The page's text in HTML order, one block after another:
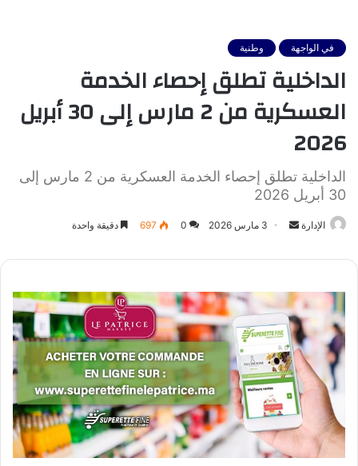
في الواجهة وطنية
الداخلية تطلق إحصاء الخدمة
العسكرية من 2 مارس إلى 30 أبريل
2026
الداخلية تطلق إحصاء الخدمة العسكرية من 2 مارس إلى
30 أبريل 2026
الإدارة
أرسل
إلكترونيا
3 مارس 2026 0
697 دقيقة واحدة